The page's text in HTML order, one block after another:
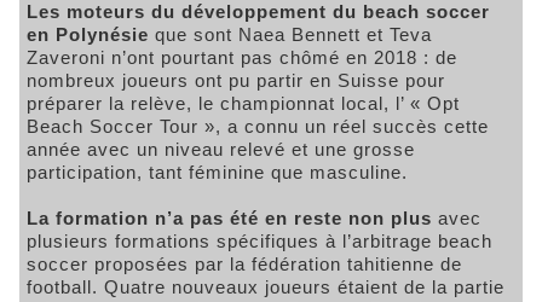
Les moteurs du développement du beach soccer
en Polynésie que sont Naea Bennett et Teva
Zaveroni n’ont pourtant pas chômé en 2018 : de
nombreux joueurs ont pu partir en Suisse pour
préparer la relève, le championnat local, l’ « Opt
Beach Soccer Tour », a connu un réel succès cette
année avec un niveau relevé et une grosse
participation, tant féminine que masculine.
La formation n’a pas été en reste non plus avec
plusieurs formations spécifiques à l’arbitrage beach
soccer proposées par la fédération tahitienne de
football. Quatre nouveaux joueurs étaient de la partie